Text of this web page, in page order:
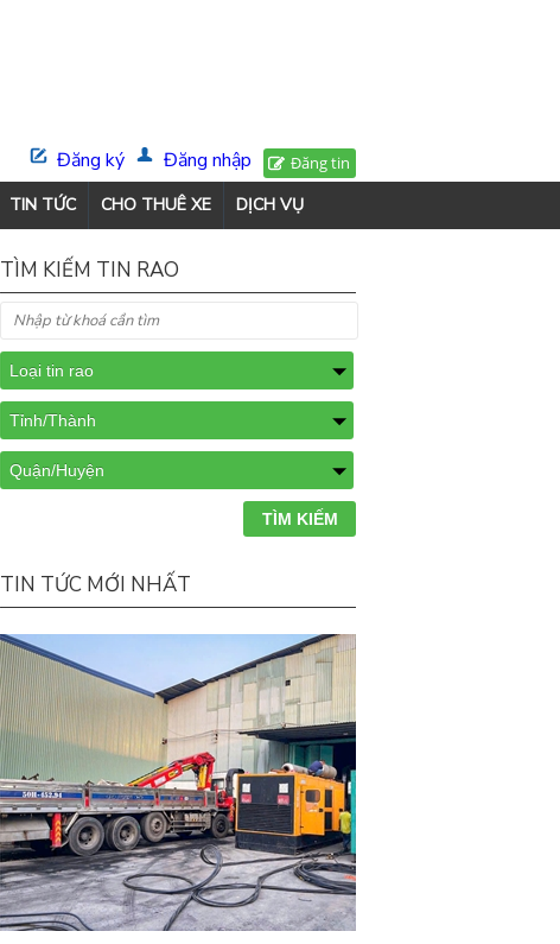
Đăng tin
Đăng nhập
Đăng ký
TIN TỨC CHO THUÊ XE DỊCH VỤ
TÌM KIẾM TIN RAO
TIN TỨC MỚI NHẤT